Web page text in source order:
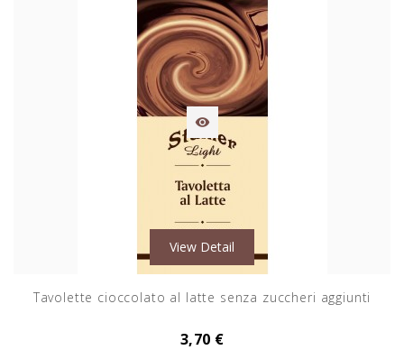

View Detail
Tavolette cioccolato al latte senza zuccheri aggiunti
3,70 €